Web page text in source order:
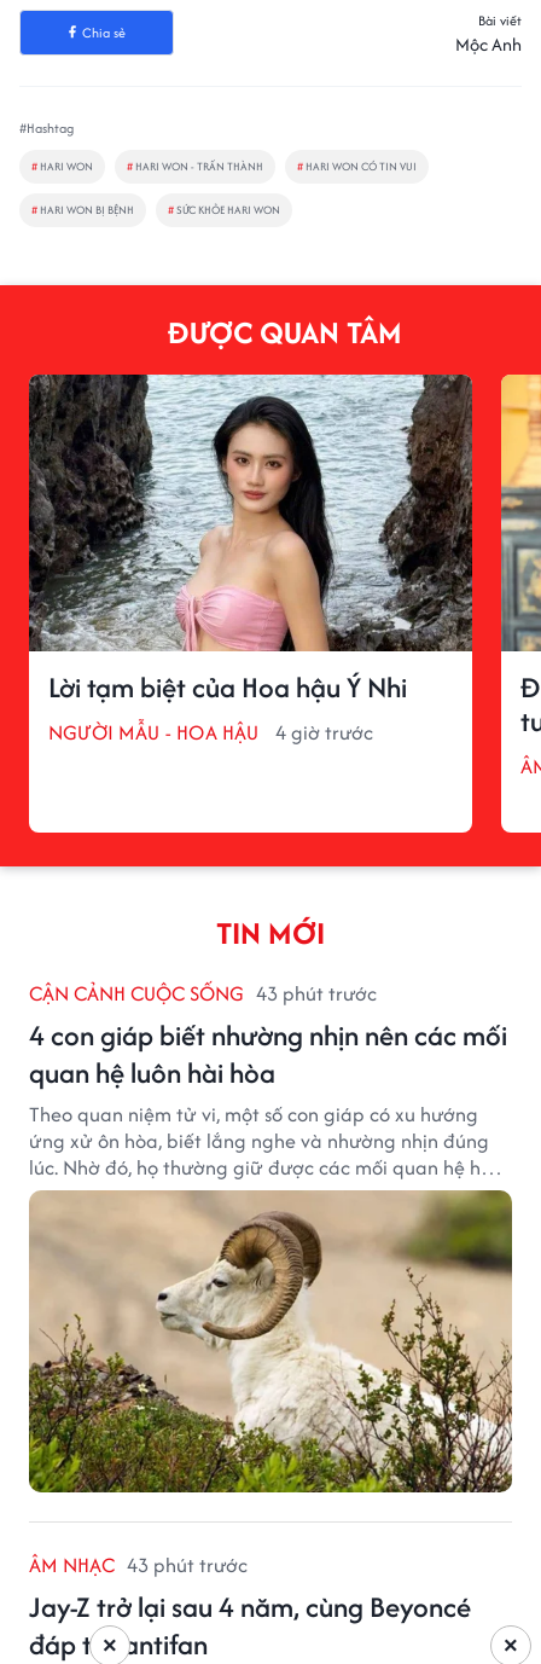
Chia sẻ
Bài viết
Mộc Anh
#Hashtag
# HARI WON # HARI WON - TRẤN THÀNH # HARI WON CÓ TIN VUI
# HARI WON BỊ BỆNH #SỨC KHỎE HARI WON
ĐƯỢC QUAN TÂM
Lời tạm biệt của Hoa hậu Ý Nhi
NGƯỜI MẪU - HOA HẬU 4 giờ trước
TIN MỚI
CẬN CẢNH CUỘC SỐNG 43 phút trước
4 con giáp biết nhường nhịn nên các mối
quan hệ luôn hài hòa
Theo quan niệm tử vi, một số con giáp có xu hướng
ứng xử ôn hòa, biết lắng nghe và nhường nhịn đúng
lúc. Nhờ đó, họ thường giữ được các mối quan hệ hài
hòa và nhận được sự yêu mến từ những người xung
ÂM NHẠC 43 phút trước
Jay-Z trở lại sau 4 năm, cùng Beyoncé
đáp trả antifan
×
×